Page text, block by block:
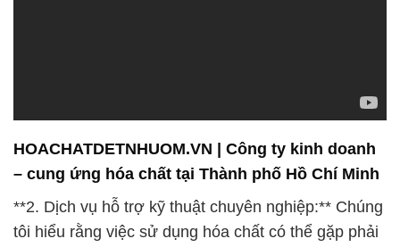
HOACHATDETNHUOM.VN | Công ty kinh doanh
– cung ứng hóa chất tại Thành phố Hồ Chí Minh
**2. Dịch vụ hỗ trợ kỹ thuật chuyên nghiệp:** Chúng
tôi hiểu rằng việc sử dụng hóa chất có thể gặp phải